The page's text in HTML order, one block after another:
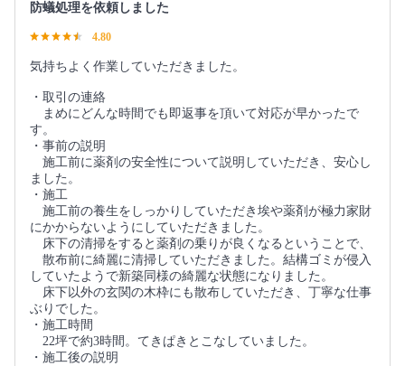
防蟻処理を依頼しました
4.80
気持ちよく作業していただきました。
・取引の連絡
まめにどんな時間でも即返事を頂いて対応が早かったで
す。
・事前の説明
施工前に薬剤の安全性について説明していただき、安心し
ました。
・施工
施工前の養生をしっかりしていただき埃や薬剤が極力家財
にかからないようにしていただきました。
床下の清掃をすると薬剤の乗りが良くなるということで、
散布前に綺麗に清掃していただきました。結構ゴミが侵入
していたようで新築同様の綺麗な状態になりました。
床下以外の玄関の木枠にも散布していただき、丁寧な仕事
ぶりでした。
・施工時間
22坪で約3時間。てきぱきとこなしていました。
・施工後の説明